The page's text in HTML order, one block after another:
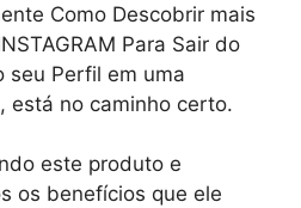
Como Descobrir mais
Para Sair do
seu Perfil em uma
está no caminho certo.
este produto e
os benefícios que ele